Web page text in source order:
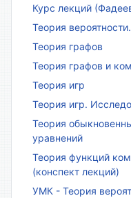
Курс лекций
Теория
Теория графов
Теория графов и
Теория игр
Теория игр.
Теория
уравнений
Теория функций
(конспект лекций)
УМК - Теория